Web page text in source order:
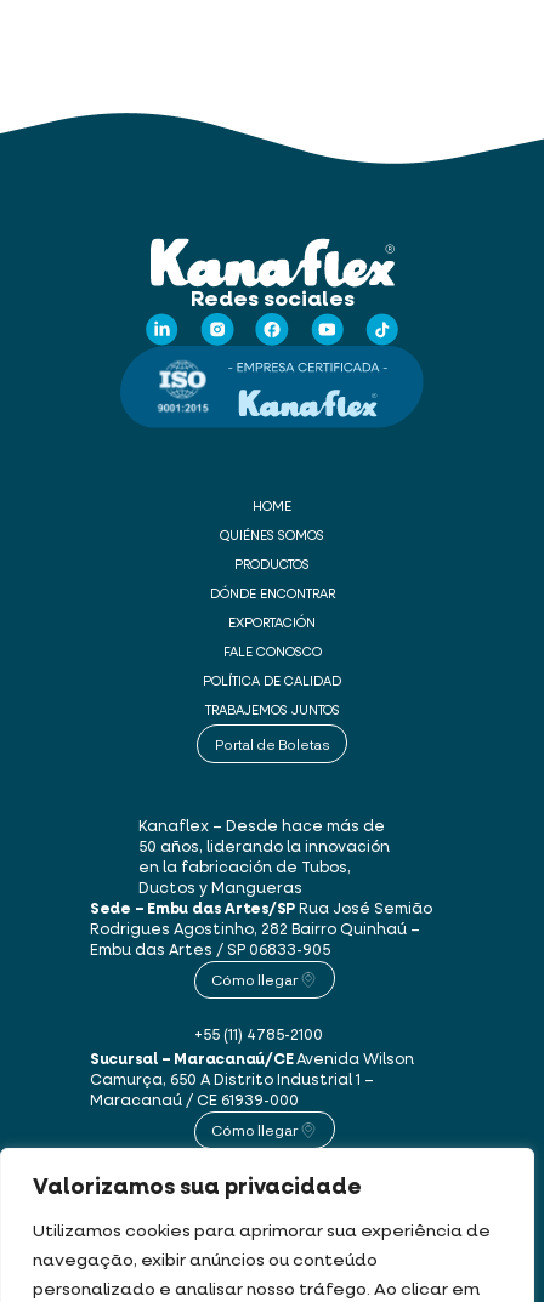
Valorizamos sua privacidade
Utilizamos cookies para aprimorar sua experiência de
navegação, exibir anúncios ou conteúdo
personalizado e analisar nosso tráfego. Ao clicar em
Redes sociales
HOME
QUIÉNES SOMOS
PRODUCTOS
DÓNDE ENCONTRAR
EXPORTACIÓN
FALE CONOSCO
POLÍTICA DE CALIDAD
TRABAJEMOS JUNTOS
Portal de Boletas
Kanaflex – Desde hace más de
50 años, liderando la innovación
en la fabricación de Tubos,
Ductos y Mangueras
Sede – Embu das Artes/SP Rua José Semião
Rodrigues Agostinho, 282 Bairro Quinhaú –
Embu das Artes / SP06833-905
Cómo llegar
+55 (11) 4785-2100
Sucursal – Maracanaú/CEAvenida Wilson
Camurça, 650 ADistrito Industrial 1 –
Maracanaú / CE61939-000
Cómo llegar
+55 (85) 3250-1235
Este sitio web utiliza cookies y datos personales de acuerdo con nuestros